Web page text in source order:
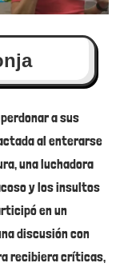
a sus
al enterarse
una luchadora
y los insultos
en un
discusión con
recibiera críticas,